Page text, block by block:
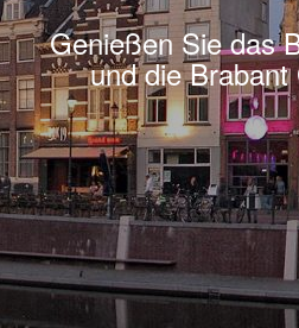
Genießen Sie das
und die Brabant